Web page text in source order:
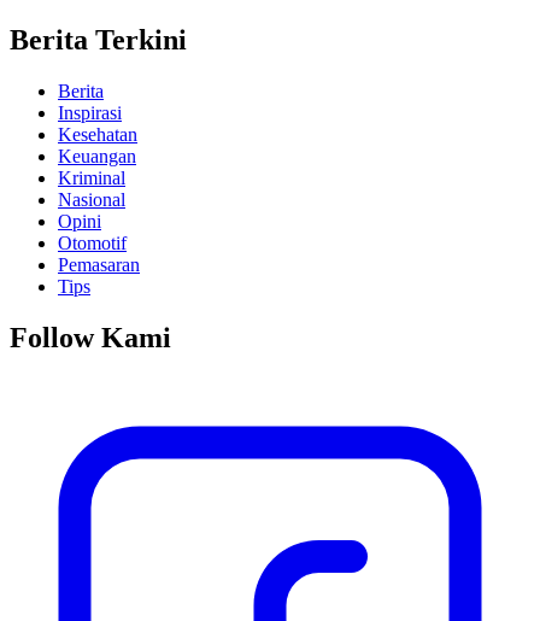
Berita Terkini
Berita
Inspirasi
Kesehatan
Keuangan
Kriminal
Nasional
Opini
Otomotif
Pemasaran
Tips
Follow Kami